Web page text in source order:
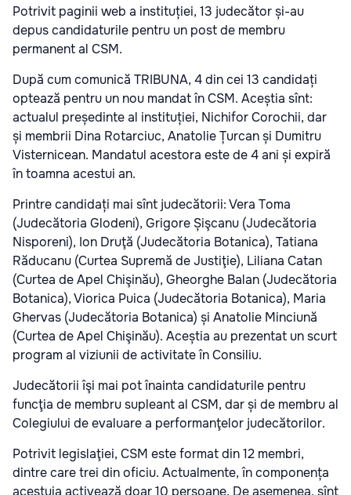
Potrivit paginii web a instituției, 13 judecător și-au
depus candidaturile pentru un post de membru
permanent al CSM.
După cum comunică TRIBUNA, 4 din cei 13 candidați
optează pentru un nou mandat în CSM. Aceștia sînt:
actualul președinte al instituției, Nichifor Corochii, dar
și membrii Dina Rotarciuc, Anatolie Țurcan și Dumitru
Visternicean. Mandatul acestora este de 4 ani și expiră
în toamna acestui an.
Printre candidați mai sînt judecătorii: Vera Toma
(Judecătoria Glodeni), Grigore Șişcanu (Judecătoria
Nisporeni), Ion Druţă (Judecătoria Botanica), Tatiana
Răducanu (Curtea Supremă de Justiţie), Liliana Catan
(Curtea de Apel Chişinău), Gheorghe Balan (Judecătoria
Botanica), Viorica Puica (Judecătoria Botanica), Maria
Ghervas (Judecătoria Botanica) și Anatolie Minciună
(Curtea de Apel Chişinău). Aceștia au prezentat un scurt
program al viziunii de activitate în Consiliu.
Judecătorii îşi mai pot înainta candidaturile pentru
funcţia de membru supleant al CSM, dar și de membru al
Colegiului de evaluare a performanţelor judecătorilor.
Potrivit legislaţiei, CSM este format din 12 membri,
dintre care trei din oficiu. Actualmente, în componența
acestuia activează doar 10 persoane. De asemenea, sînt